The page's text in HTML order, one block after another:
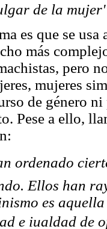
de la
es que se
más
pero
mujeres
de género
Pese a ello,
ordenado
Ellos han
es
e iualdad de